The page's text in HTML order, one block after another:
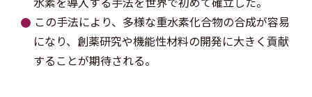
この手法により、多様な重水素化合物の合成が容易
になり、創薬研究や機能性材料の開発に大きく貢献
することが期待される。